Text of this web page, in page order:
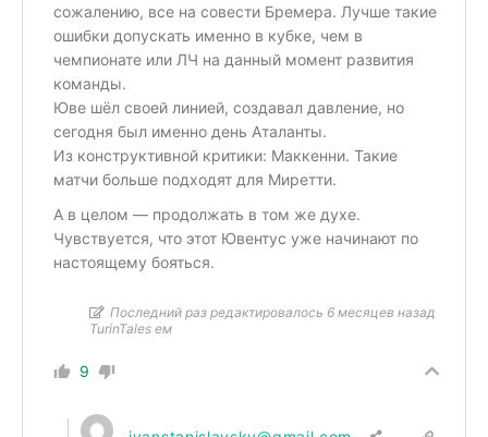
сожалению, все на совести Бремера. Лучше такие
ошибки допускать именно в кубке, чем в
чемпионате или ЛЧ на данный момент развития
команды.
Юве шёл своей линией, создавал давление, но
сегодня был именно день Аталанты.
Из конструктивной критики: Маккенни. Такие
матчи больше подходят для Миретти.
А в целом — продолжать в том же духе.
Чувствуется, что этот Ювентус уже начинают по
настоящему бояться.
Последний раз редактировалось 6 месяцев назад
TurinTales ем
9